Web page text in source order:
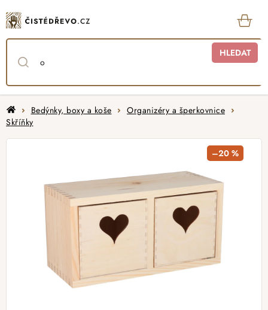
na
obsah
HLEDAT
DomůBedýnky, boxy a koše
Organizéry a šperkovnice
Skříňky
–20 %